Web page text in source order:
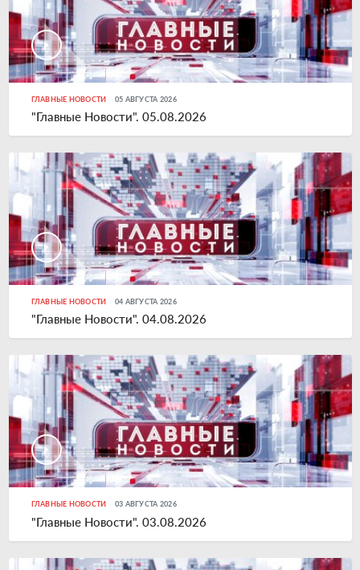
ГЛАВНЫЕ НОВОСТИ 05 АВГУСТА 2026
"Главные Новости". 05.08.2026
ГЛАВНЫЕ НОВОСТИ 04 АВГУСТА 2026
"Главные Новости". 04.08.2026
ГЛАВНЫЕ НОВОСТИ 03 АВГУСТА 2026
"Главные Новости". 03.08.2026